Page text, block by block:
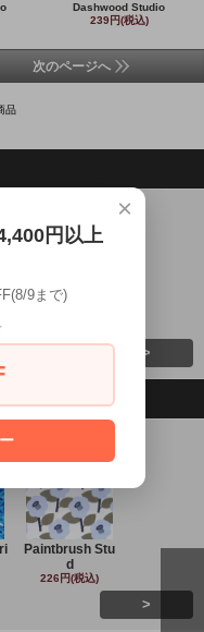
Dashwood Studio
239円(税込)
次のページへ
品
Cloud9 Fabrics
>
Paintbrush Stu
d
226円(税込)
Michael
>
×
円以上
9まで)